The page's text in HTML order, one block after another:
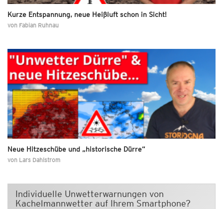
Kurze Entspannung, neue Heißluft schon in Sicht!
von Fabian Ruhnau
Neue Hitzeschübe und „historische Dürre“
von Lars Dahlstrom
Individuelle Unwetterwarnungen von
Kachelmannwetter auf Ihrem Smartphone?